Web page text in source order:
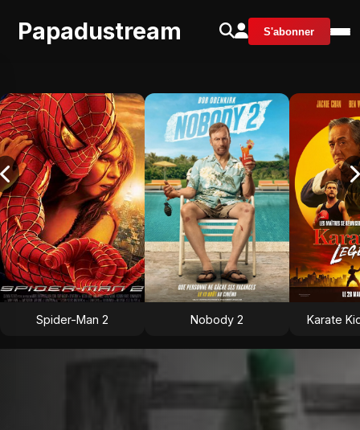
Papadustream S'abonner
Spider-Man 2 Nobody 2 Karate